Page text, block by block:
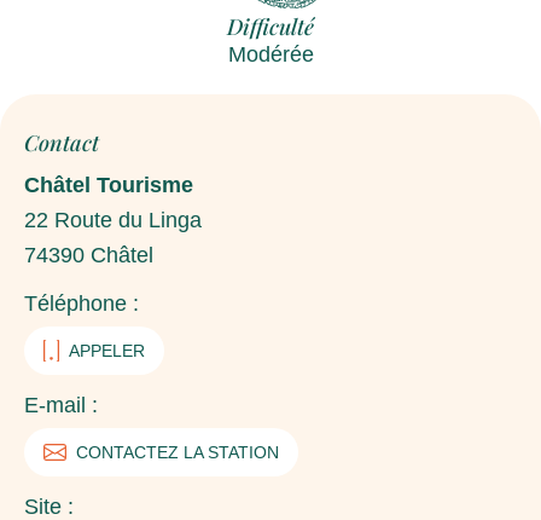
Difficulté
Modérée
Contact
Châtel Tourisme
22 Route du Linga
74390 Châtel
Téléphone :
APPELER
E-mail :
CONTACTEZ LA STATION
Site :